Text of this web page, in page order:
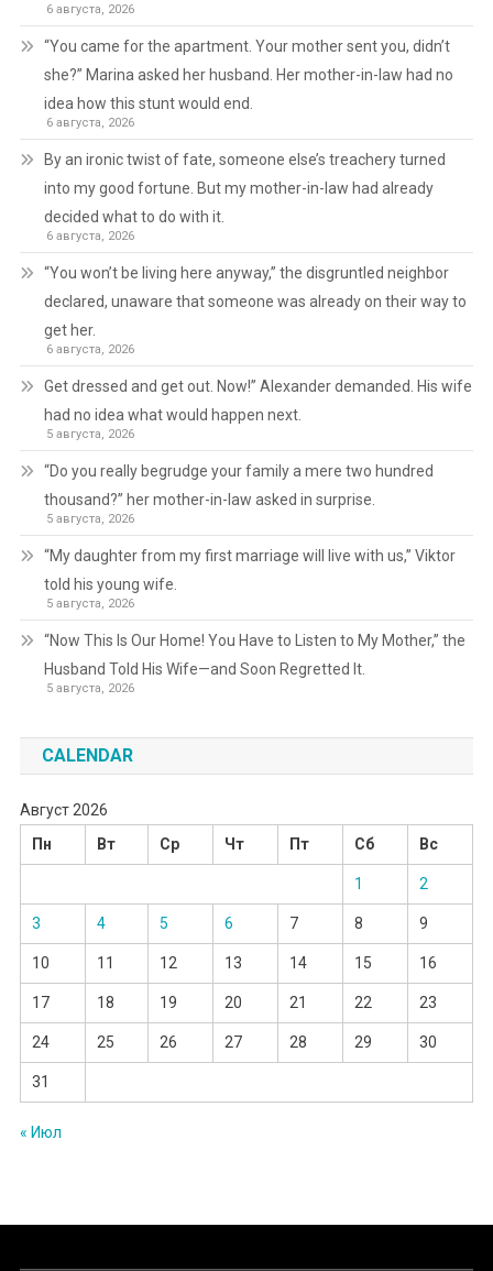
6 августа, 2026
“You came for the apartment. Your mother sent you, didn’t
she?” Marina asked her husband. Her mother-in-law had no
idea how this stunt would end.
6 августа, 2026
By an ironic twist of fate, someone else’s treachery turned
into my good fortune. But my mother-in-law had already
decided what to do with it.
6 августа, 2026
“You won’t be living here anyway,” the disgruntled neighbor
declared, unaware that someone was already on their way to
get her.
6 августа, 2026
Get dressed and get out. Now!” Alexander demanded. His wife
had no idea what would happen next.
5 августа, 2026
“Do you really begrudge your family a mere two hundred
thousand?” her mother-in-law asked in surprise.
5 августа, 2026
“My daughter from my first marriage will live with us,” Viktor
told his young wife.
5 августа, 2026
“Now This Is Our Home! You Have to Listen to My Mother,” the
Husband Told His Wife—and Soon Regretted It.
5 августа, 2026
CALENDAR
Август 2026
Пн
Вт Ср Чт Пт Сб Вс
1 2
3 4 5 6 7 8 9
10 11 12 13 14 15 16
17 18 19 20 21 22 23
24 25 26 27 28 29 30
31
« Июл